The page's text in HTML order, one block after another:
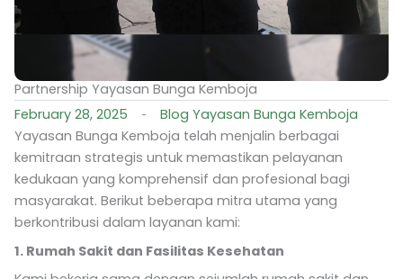
Partnership Yayasan Bunga Kemboja
February 28, 2025
Blog Yayasan Bunga Kemboja
Yayasan Bunga Kemboja telah menjalin berbagai
kemitraan strategis untuk memastikan pelayanan
kedukaan yang komprehensif dan profesional bagi
masyarakat. Berikut beberapa mitra utama yang
berkontribusi dalam layanan kami:
1. Rumah Sakit dan Fasilitas Kesehatan